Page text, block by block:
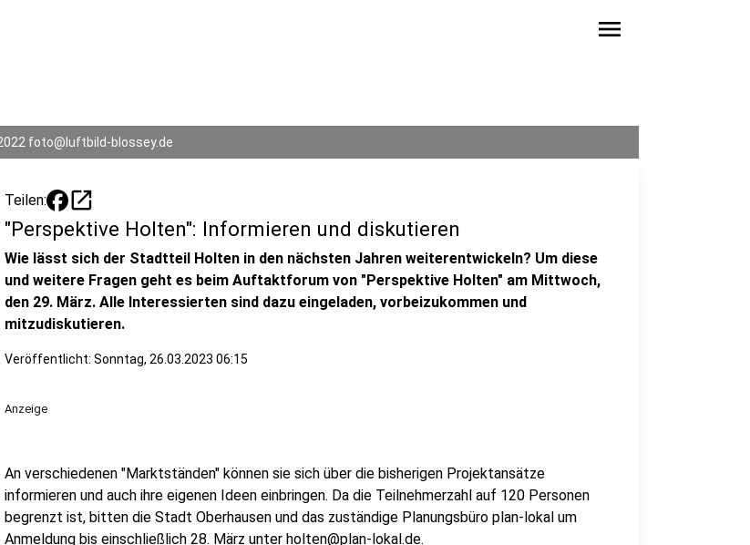
menu
foto@luftbild-blossey.de
Teilen: open_in_new
"Perspektive Holten": Informieren und diskutieren
Wie lässt sich der Stadtteil Holten in den nächsten Jahren weiterentwickeln? Um diese
und weitere Fragen geht es beim Auftaktforum von "Perspektive Holten" am Mittwoch,
den 29. März. Alle Interessierten sind dazu eingeladen, vorbeizukommen und
mitzudiskutieren.
Veröffentlicht: Sonntag, 26.03.2023 06:15
Anzeige
An verschiedenen "Marktständen" können sie sich über die bisherigen Projektansätze
informieren und auch ihre eigenen Ideen einbringen. Da die Teilnehmerzahl auf 120 Personen
begrenzt ist, bitten die Stadt Oberhausen und das zuständige Planungsbüro plan-lokal um
Anmeldung bis einschließlich 28. März unter holten@plan-lokal.de.